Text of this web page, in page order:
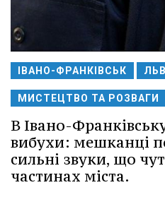
ІВАНО-ФРАНКІВСЬК
МИСТЕЦТВО ТА РОЗВАГИ
В Івано-
вибухи: мешканці
сильні звуки, що
частинах міста.